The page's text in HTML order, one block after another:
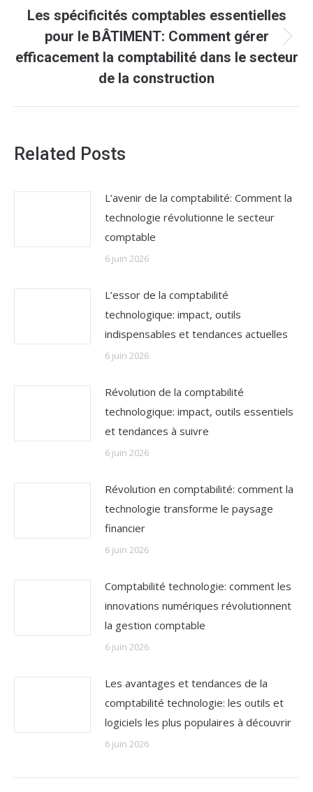
Article
suivant
:
Les spécificités comptables essentielles
pour le BÂTIMENT: Comment gérer
efficacement la comptabilité dans le secteur
de la construction
Related Posts
L’avenir de la comptabilité: Comment la
technologie révolutionne le secteur
comptable
6 juin 2026
L’essor de la comptabilité
technologique: impact, outils
indispensables et tendances actuelles
6 juin 2026
Révolution de la comptabilité
technologique: impact, outils essentiels
et tendances à suivre
6 juin 2026
Révolution en comptabilité: comment la
technologie transforme le paysage
financier
6 juin 2026
Comptabilité technologie: comment les
innovations numériques révolutionnent
la gestion comptable
6 juin 2026
Les avantages et tendances de la
comptabilité technologie: les outils et
logiciels les plus populaires à découvrir
6 juin 2026